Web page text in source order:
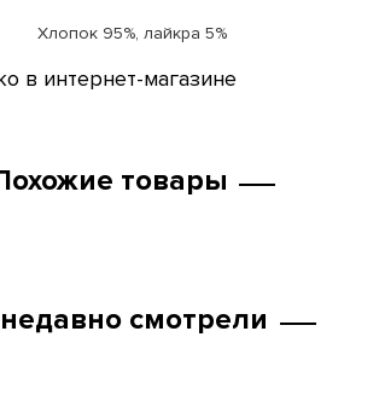
Хлопок 95%, лайкра 5%
в интернет-магазине
товары
смотрели